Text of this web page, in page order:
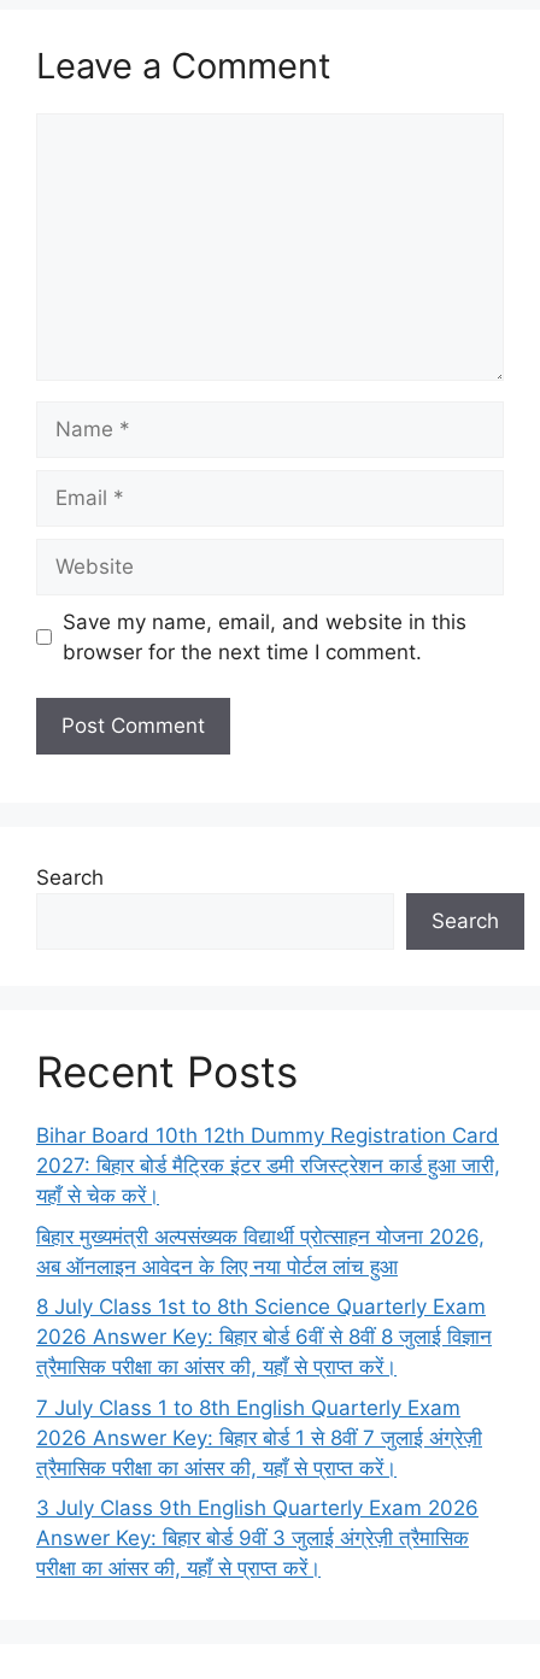
Leave a Comment
Save my name, email, and website in this
browser for the next time I comment.
Search
Search
Recent Posts
Bihar Board 10th 12th Dummy Registration Card
2027: बिहार बोर्ड मैट्रिक इंटर डमी रजिस्ट्रेशन कार्ड हुआ जारी,
यहाँ से चेक करें।
बिहार मुख्यमंत्री अल्पसंख्यक विद्यार्थी प्रोत्साहन योजना 2026,
अब ऑनलाइन आवेदन के लिए नया पोर्टल लांच हुआ
8 July Class 1st to 8th Science Quarterly Exam
2026 Answer Key: बिहार बोर्ड 6वीं से 8वीं 8 जुलाई विज्ञान
त्रैमासिक परीक्षा का आंसर की, यहाँ से प्राप्त करें।
7 July Class 1 to 8th English Quarterly Exam
2026 Answer Key: बिहार बोर्ड 1 से 8वीं 7 जुलाई अंग्रेज़ी
त्रैमासिक परीक्षा का आंसर की, यहाँ से प्राप्त करें।
3 July Class 9th English Quarterly Exam 2026
Answer Key: बिहार बोर्ड 9वीं 3 जुलाई अंग्रेज़ी त्रैमासिक
परीक्षा का आंसर की, यहाँ से प्राप्त करें।